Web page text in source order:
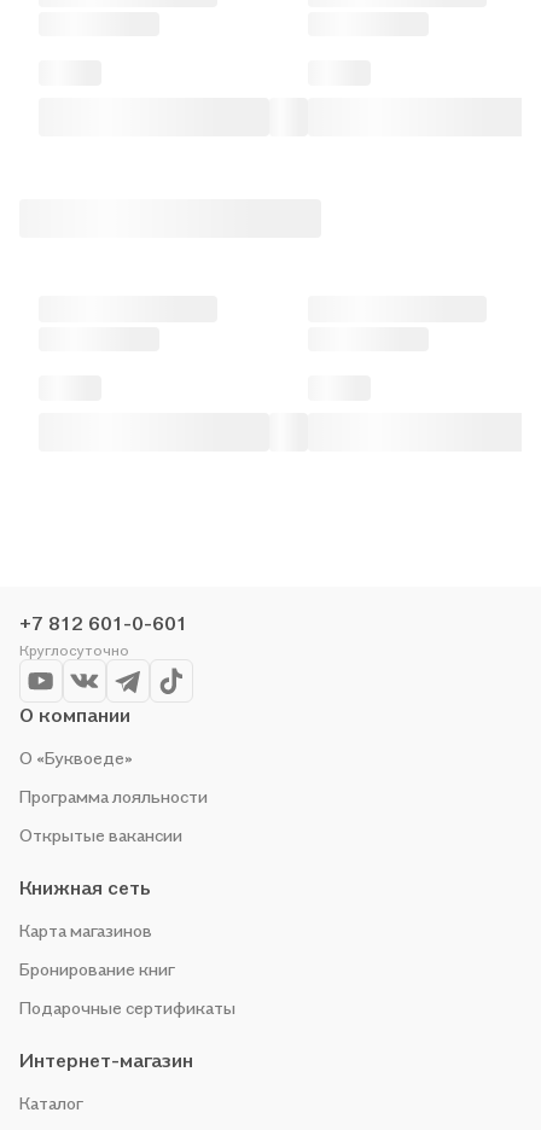
+7 812 601-0-601
Круглосуточно
О компании
О «Буквоеде»
Программа лояльности
Открытые вакансии
Книжная сеть
Карта магазинов
Бронирование книг
Подарочные сертификаты
Интернет-магазин
Каталог